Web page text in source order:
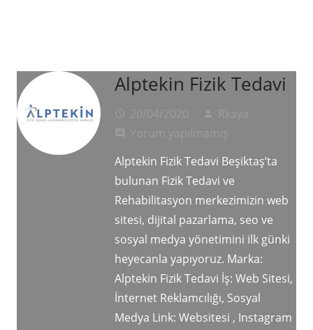
Alptekin Fizik Tedavi
access_time 20/04/2020 person Rkaya
comment
Yorum yapılmamış
Alptekin Fizik Tedavi Beşiktaş’ta
bulunan Fizik Tedavi ve
Rehabilitasyon merkezimizin web
sitesi, dijital pazarlama, seo ve
sosyal medya yönetimini ilk günki
heyecanla yapıyoruz. Marka:
Alptekin Fizik Tedavi İş: Web Sitesi,
İnternet Reklamcılığı, Sosyal
Medya Link: Websitesi , Instagram